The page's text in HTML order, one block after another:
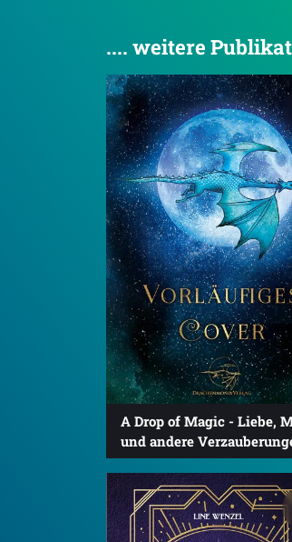
.... weitere
A Drop of Magic - Liebe,
und andere